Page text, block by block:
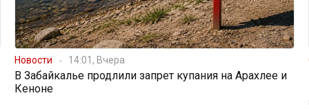
Новости 14:01, Вчера
В Забайкалье продлили запрет купания на Арахлее и
Кеноне